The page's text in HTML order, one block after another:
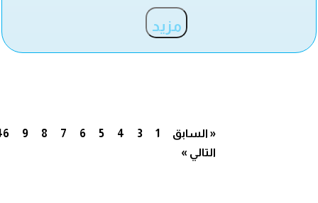
مزيد
« السابق 1
3
4
5
6
7
8
9
التالي »